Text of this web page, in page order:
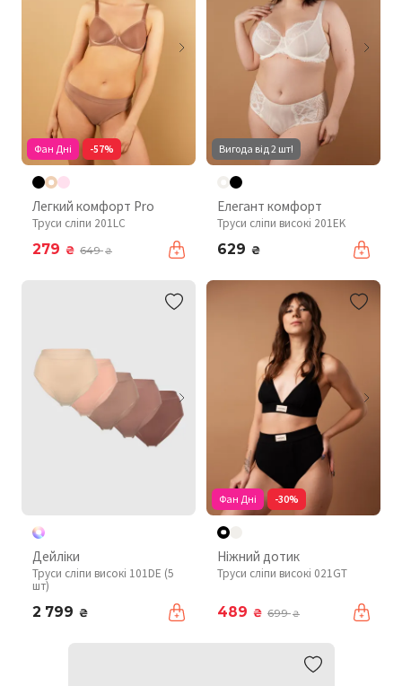
Фан Дні -57%
Легкий комфорт Pro
Труси сліпи 201LC
279 ₴ 649₴
Вигода від 2 шт!
Елегант комфорт
Труси сліпи високі 201EK
629 ₴
Дейліки
Труси сліпи високі 101DE (5
шт)
2 799 ₴
Фан Дні -30%
Ніжний дотик
Труси сліпи високі 021GT
489 ₴ 699₴